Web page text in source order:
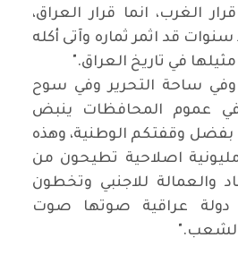
الغرب، انما قرار العراق،
قد اثمر ثماره وآتى أكله
في تاريخ العراق".
وفي ساحة التحرير وفي سوح
في عموم المحافظات ينبض
وقفتكم الوطنية، وهذه
اصلاحية تطيحون من
والعمالة للاجنبي وتخطون
دولة عراقية صوتها صوت
الشعب".